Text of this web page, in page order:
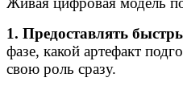
1. Предоставлять
фазе, какой артефакт
свою роль сразу.